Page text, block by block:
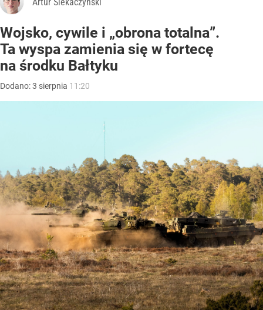
Artur Siekaczyński
Wojsko, cywile i „obrona totalna”.
Ta wyspa zamienia się w fortecę
na środku Bałtyku
Dodano:3 sierpnia 11:20